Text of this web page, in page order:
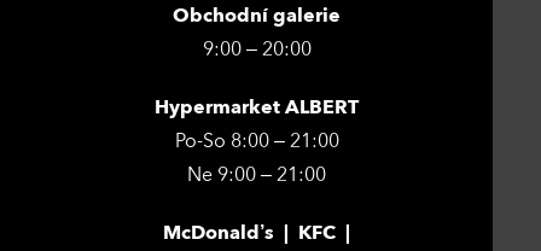
Obchodní galerie
9:00 – 20:00
Hypermarket ALBERT
Po-So 8:00 – 21:00
Ne 9:00 – 21:00
McDonald’s | KFC |